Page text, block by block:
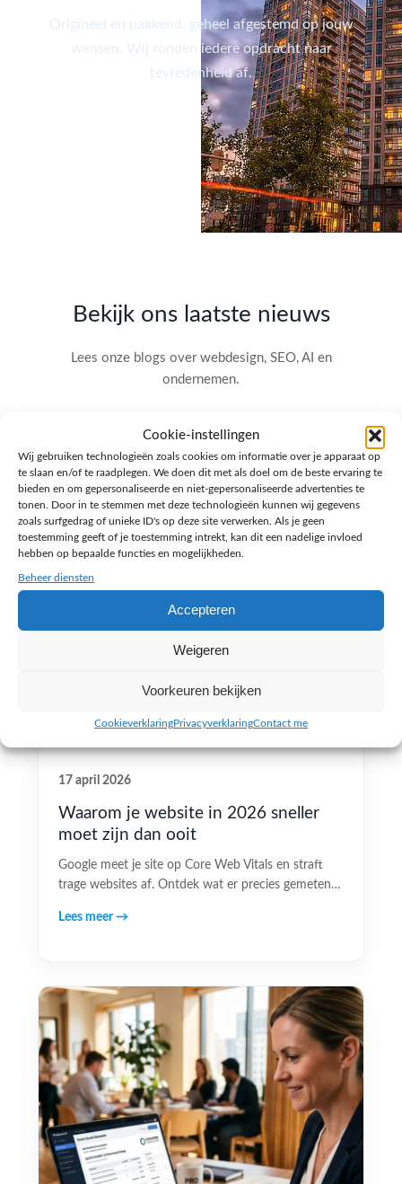
Cookie-instellingen
Wij gebruiken technologieën zoals cookies om informatie over je apparaat op
te slaan en/of te raadplegen. We doen dit met als doel om de beste ervaring te
bieden en om gepersonaliseerde en niet-gepersonaliseerde advertenties te
tonen. Door in te stemmen met deze technologieën kunnen wij gegevens
zoals surfgedrag of unieke ID's op deze site verwerken. Als je geen
toestemming geeft of je toestemming intrekt, kan dit een nadelige invloed
hebben op bepaalde functies en mogelijkheden.
Beheer diensten
Accepteren
Weigeren
Voorkeuren bekijken
CookieverklaringPrivacyverklaringContact me
Origineel en pakkend, geheel afgestemd op jouw
wensen. Wij ronden iedere opdracht naar
tevredenheid af.
Bekijk ons laatste nieuws
Lees onze blogs over webdesign, SEO, AI en
ondernemen.
17 april 2026
Waarom je website in 2026 sneller
moet zijn dan ooit
Google meet je site op Core Web Vitals en straft
trage websites af. Ontdek wat er precies gemeten…
Lees meer →